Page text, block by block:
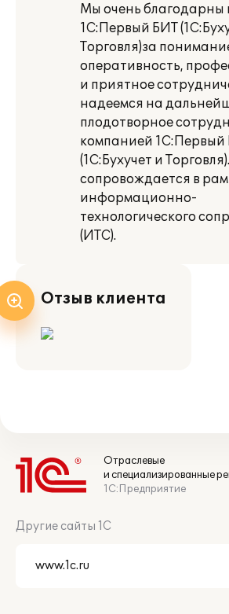
Мы очень благодарны
1С:Первый БИТ
Торговля)за
оперативность,
и приятное
надеемся на
плодотворное
компанией 1С:Первый
(1С:Бухучет и
сопровождается в
информационно-
технологического
(ИТС).
Отзыв клиента
Отраслевые
и специализированные
1С:Предприятие
Другие сайты 1С